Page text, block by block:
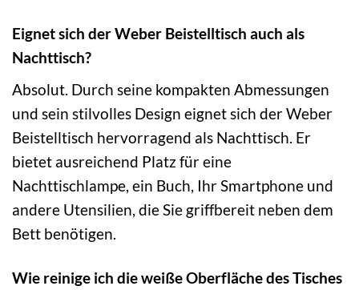
Eignet sich der Weber Beistelltisch auch als
Nachttisch?
Absolut. Durch seine kompakten Abmessungen
und sein stilvolles Design eignet sich der Weber
Beistelltisch hervorragend als Nachttisch. Er
bietet ausreichend Platz für eine
Nachttischlampe, ein Buch, Ihr Smartphone und
andere Utensilien, die Sie griffbereit neben dem
Bett benötigen.
Wie reinige ich die weiße Oberfläche des Tisches